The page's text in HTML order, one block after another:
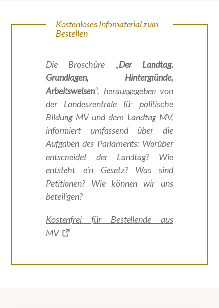
Kostenloses Infomaterial zum
Bestellen
Die Broschüre „Der Landtag.
Grundlagen, Hintergründe,
Arbeitsweisen“, herausgegeben von
der Landeszentrale für politische
Bildung MV und dem Landtag MV,
informiert umfassend über die
Aufgaben des Parlaments: Worüber
entscheidet der Landtag? Wie
entsteht ein Gesetz? Was sind
Petitionen? Wie können wir uns
beteiligen?
Kostenfrei für Bestellende aus
MV